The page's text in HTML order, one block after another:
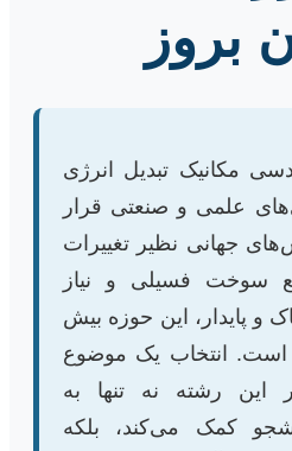
بروز
مکانیک تبدیل انرژی
علمی و صنعتی قرار
جهانی نظیر تغییرات
سوخت فسیلی و نیاز
و پایدار، این حوزه بیش
است. انتخاب یک موضوع
این رشته نه تنها به
کمک می‌کند، بلکه